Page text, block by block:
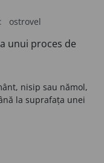
ostrovel
unui proces de
nisip sau nămol,
la suprafața unei